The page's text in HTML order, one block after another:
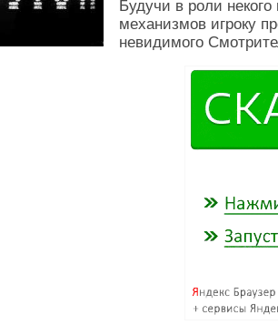
Будучи в роли
механизмов игроку
невидимого